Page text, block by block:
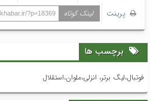
پرینت
لینک کوتاه ?p=18369
برچسب ها
فوتبال،لیگ برتر، انزلی،ملوان،استقلال